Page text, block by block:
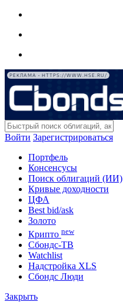
РЕКЛАМА • HTTPS://WWW.HSE.RU/
Войти Зарегистрироваться
Портфель
Консенсусы
Поиск облигаций (ИИ)
Кривые доходности
ЦФА
Best bid/ask
Золото
Крипто new
Сбондс-ТВ
Watchlist
Надстройка XLS
Сбондс Люди
Закрыть